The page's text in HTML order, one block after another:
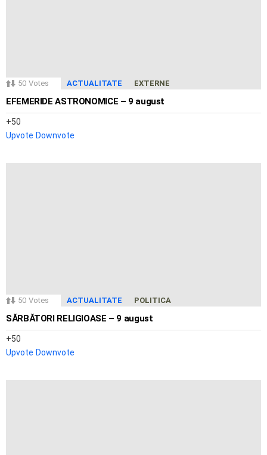
50 Votes ACTUALITATE EXTERNE
EFEMERIDE ASTRONOMICE – 9 august
50
Upvote Downvote
50 Votes ACTUALITATE POLITICA
SĂRBĂTORI RELIGIOASE – 9 august
50
Upvote Downvote